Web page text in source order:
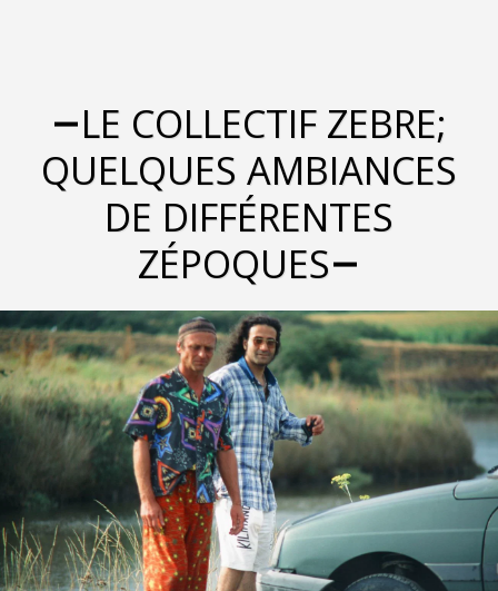
LE COLLECTIF ZEBRE;
QUELQUES AMBIANCES
DE DIFFÉRENTES
ZÉPOQUES